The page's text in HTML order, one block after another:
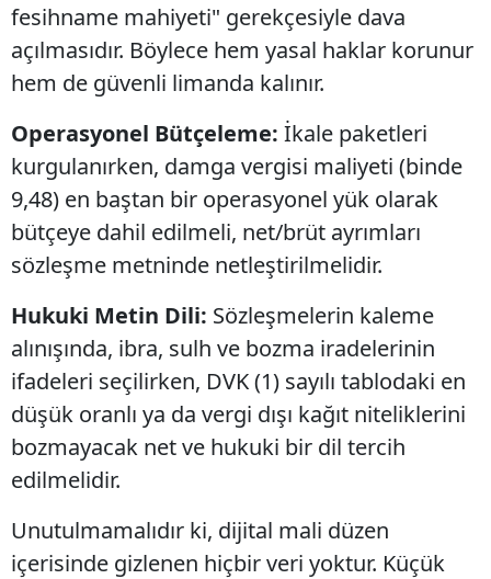
fesihname mahiyeti" gerekçesiyle dava
açılmasıdır. Böylece hem yasal haklar korunur
hem de güvenli limanda kalınır.
Operasyonel Bütçeleme: İkale paketleri
kurgulanırken, damga vergisi maliyeti (binde
9,48) en baştan bir operasyonel yük olarak
bütçeye dahil edilmeli, net/brüt ayrımları
sözleşme metninde netleştirilmelidir.
Hukuki Metin Dili: Sözleşmelerin kaleme
alınışında, ibra, sulh ve bozma iradelerinin
ifadeleri seçilirken, DVK (1) sayılı tablodaki en
düşük oranlı ya da vergi dışı kağıt niteliklerini
bozmayacak net ve hukuki bir dil tercih
edilmelidir.
Unutulmamalıdır ki, dijital mali düzen
içerisinde gizlenen hiçbir veri yoktur. Küçük